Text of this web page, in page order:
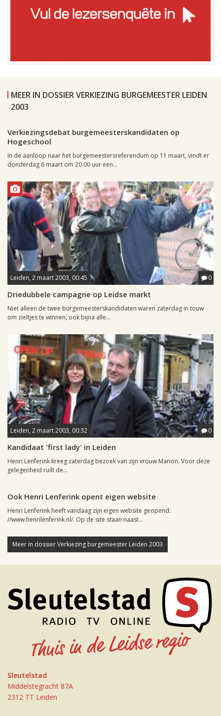
MEER IN DOSSIER VERKIEZING BURGEMEESTER LEIDEN
2003
Verkiezingsdebat burgemeesterskandidaten op
Hogeschool
In de aanloop naar het burgemeestersreferendum op 11 maart, vindt er
donderdag 6 maart om 20.00 uur een...
Leiden, 2 maart 2003, 00:45 0
Driedubbele campagne op Leidse markt
Niet alleen de twee burgemeesterskandidaten waren zaterdag in touw
om zieltjes te winnen, ook bijna alle...
Leiden, 2 maart 2003, 00:32 0
Kandidaat 'first lady' in Leiden
Henri Lenferink kreeg zaterdag bezoek van zijn vrouw Marion. Voor deze
gelegenheid ruilt de...
Ook Henri Lenferink opent eigen website
Henri Lenferink heeft vandaag zijn eigen website geopend:
//www.henrilenferink.nl/. Op de site staan naast...
Meer in dossier Verkiezing burgemeester Leiden 2003
Sleutelstad
Middelstegracht 87A
2312 TT Leiden